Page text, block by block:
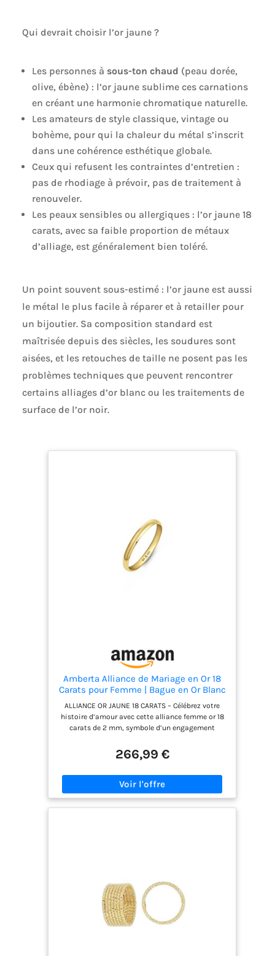
Qui devrait choisir l’or jaune ?
Les personnes à sous-ton chaud (peau dorée,
olive, ébène) : l’or jaune sublime ces carnations
en créant une harmonie chromatique naturelle.
Les amateurs de style classique, vintage ou
bohème, pour qui la chaleur du métal s’inscrit
dans une cohérence esthétique globale.
Ceux qui refusent les contraintes d’entretien :
pas de rhodiage à prévoir, pas de traitement à
renouveler.
Les peaux sensibles ou allergiques : l’or jaune 18
carats, avec sa faible proportion de métaux
d’alliage, est généralement bien toléré.
Un point souvent sous-estimé : l’or jaune est aussi
le métal le plus facile à réparer et à retailler pour
un bijoutier. Sa composition standard est
maîtrisée depuis des siècles, les soudures sont
aisées, et les retouches de taille ne posent pas les
problèmes techniques que peuvent rencontrer
certains alliages d’or blanc ou les traitements de
surface de l’or noir.
Amberta Alliance de Mariage en Or 18
Carats pour Femme | Bague en Or Blanc
ou Jaune Simple de Qualité Supérieure
Italienne: Bague Or Jaune 2 mm 57
ALLIANCE OR JAUNE 18 CARATS – Célébrez votre
histoire d’amour avec cette alliance femme or 18
carats de 2 mm, symbole d’un engagement
minimaliste en font une bague de mariage
homme et femme en or parfaite pour un port
en or accompagne chaque moment important de
votre vie. BAGUE FEMME OR 18 CARATS CADEAU –
boîte aux lettres, parfait pour enrichir toute
collection de bijoux. ALLIANCES EN OR VÉRITABLE
18 CARATS – Fabriquées à la main en Italie et
poinçonnées 750, ces alliances femme en or 18
carats associent savoir-faire traditionnel et
266,99 €